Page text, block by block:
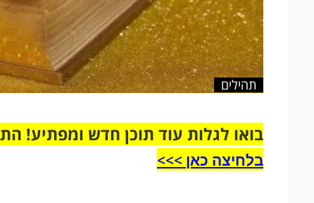
תהילים
בואו לגלות עוד תוכן חדש ומפתיע!
בלחיצה כאן >>>​